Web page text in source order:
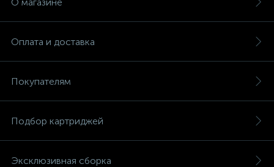
Оплата и доставка
Покупателям
Подбор картриджей
Эксклюзивная сборка